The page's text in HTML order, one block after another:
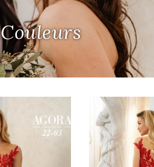
Couleurs